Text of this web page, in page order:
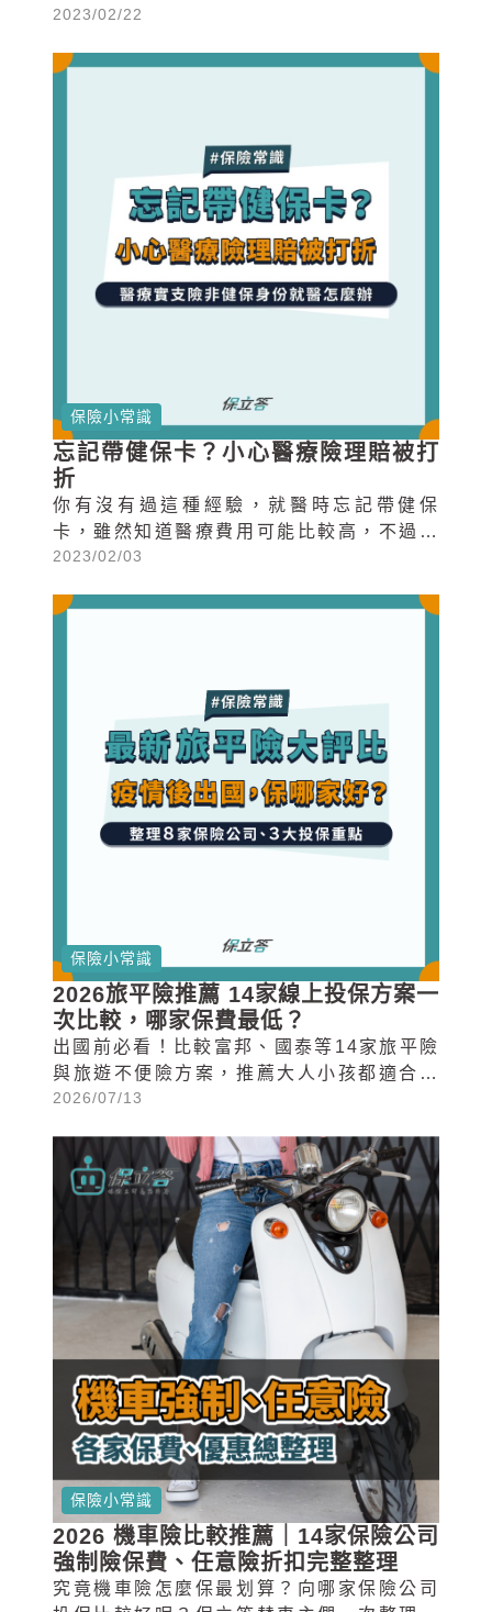
政策，民眾就醫需自費的比率愈來愈高。健
鼓勵民眾投保商業保險彌補健保的不足，並
2023/02/22
保險小常識
忘記帶健保卡？小心醫療險理賠被打
折
你有沒有過這種經驗，就醫時忘記帶健保
卡，雖然知道醫療費用可能比較高，不過想
到自己有投保醫療險能夠申請理賠，就沒有
險沒有全額理賠，理賠金被打折了。
2023/02/03
保險小常識
2026旅平險推薦 14家線上投保方案一
次比較，哪家保費最低？
出國前必看！比較富邦、國泰等14家旅平險
與旅遊不便險方案，推薦大人小孩都適合的
2026年線上投保選擇與保費試算。
2026/07/13
保險小常識
2026 機車險比較推薦｜14家保險公司
強制險保費、任意險折扣完整整理
究竟機車險怎麼保最划算？向哪家保險公司